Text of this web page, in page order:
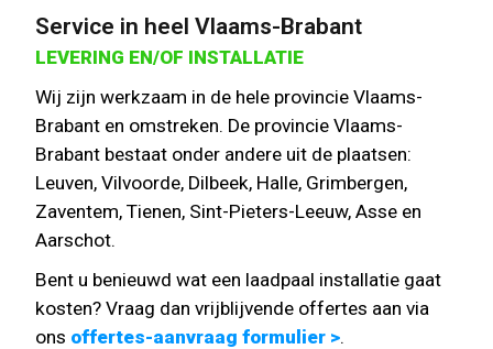
Service in heel Vlaams-Brabant
LEVERING EN/OF INSTALLATIE
Wij zijn werkzaam in de hele provincie Vlaams-
Brabant en omstreken. De provincie Vlaams-
Brabant bestaat onder andere uit de plaatsen:
Leuven, Vilvoorde, Dilbeek, Halle, Grimbergen,
Zaventem, Tienen, Sint-Pieters-Leeuw, Asse en
Aarschot.
Bent u benieuwd wat een laadpaal installatie gaat
kosten? Vraag dan vrijblijvende offertes aan via
ons offertes-aanvraag formulier >.